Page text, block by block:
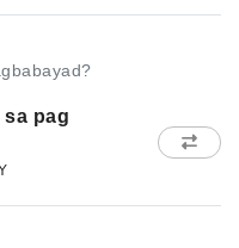
sa pag